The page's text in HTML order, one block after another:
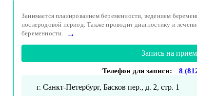
Занимается планированием беременности, ведением
послеродовой период. Также проводит диагностику и
беременности.
→
Запись на прием
Телефон для записи: 8
г. Санкт-Петербург, Басков пер., д. 2, стр. 1